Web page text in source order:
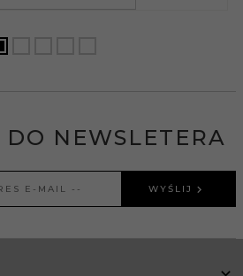
NEWSLETERA
WYŚLIJ